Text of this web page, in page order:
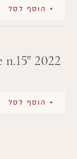
+ הוסף לסל
n.15" 2022
+ הוסף לסל